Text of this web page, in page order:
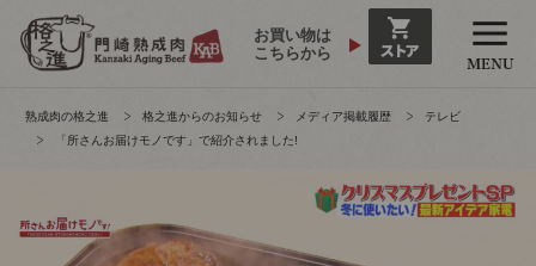
お買い物は
こちらから
熟成肉の格之進 格之進からのお知らせ メディア掲載履歴
テレビ
「所さんお届けモノです」で紹介されました!